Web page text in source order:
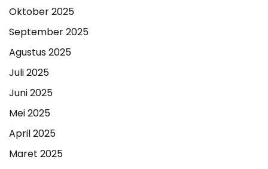
Oktober 2025
September 2025
Agustus 2025
Juli 2025
Juni 2025
Mei 2025
April 2025
Maret 2025